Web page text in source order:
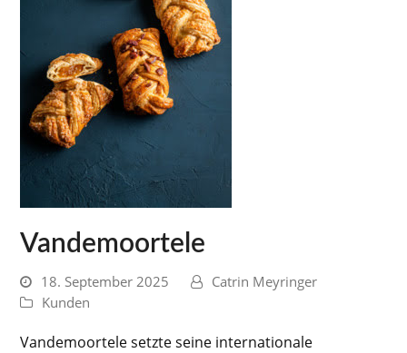
Vandemoortele
18. September 2025
Catrin Meyringer
Kunden
Vandemoortele setzte seine internationale